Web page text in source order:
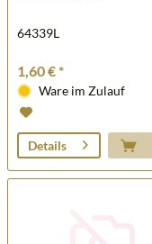
64339L
1,60 € *
Ware im Zulauf
Details